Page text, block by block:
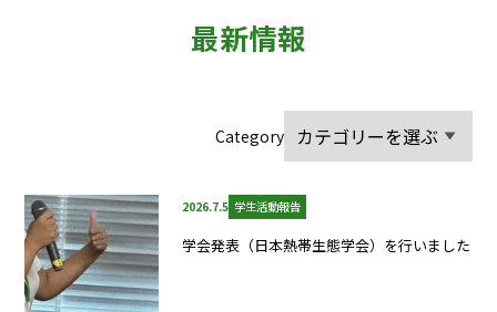
Category
2026.7.5 学生活動報告
学会発表（日本熱帯生態学会）を行いました